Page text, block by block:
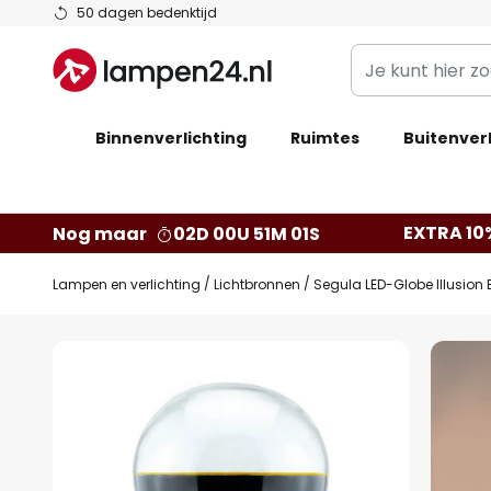
50 dagen bedenktijd
Ga
de
inhoud
Je
kunt
zoeken
webwinkel
Binnenverlichting Ruimtes
Nog maar 02D 00U 51M 00S EXTRA
Lampen en verlichting Lichtbronnen Segula LED-Globe Illusion